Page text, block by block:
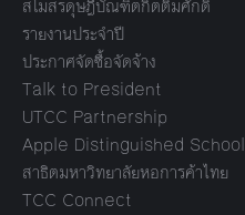
สโมสรดุษฎีบัณฑิตกิตติมศักดิ์
รายงานประจำปี
ประกาศจัดซื้อจัดจ้าง
Talk to President
UTCC Partnership
Apple Distinguished School
สาธิตมหาวิทยาลัยหอการค้าไทย
TCC Connect